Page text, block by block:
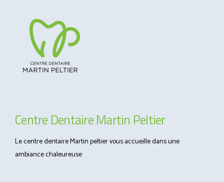
Centre Dentaire Martin Peltier
Le centre dentaire Martin peltier vous accueille dans une
ambiance chaleureuse